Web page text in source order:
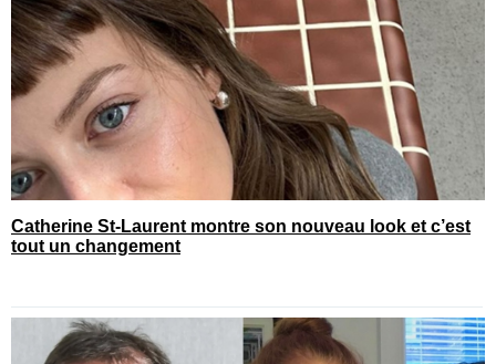
Catherine St-Laurent montre son nouveau look et c’est
tout un changement